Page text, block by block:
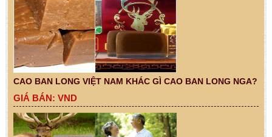
CAO BAN LONG VIỆT NAM KHÁC GÌ CAO BAN LONG NGA?
GIÁ BÁN: VND